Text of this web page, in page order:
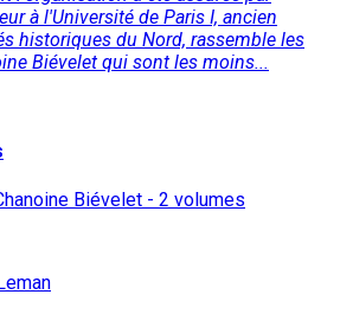
à l'Université de Paris I, ancien
historiques du Nord, rassemble les
Biévelet qui sont les moins...
Biévelet - 2 volumes